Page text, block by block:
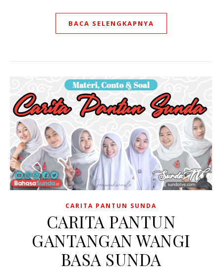
BACA SELENGKAPNYA
CARITA PANTUN SUNDA
CARITA PANTUN
GANTANGAN WANGI
BASA SUNDA